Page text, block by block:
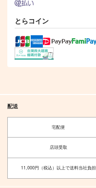
とらコイン
配送
宅配便
店頭受取
11,000円（税込）以上で送料当社負担